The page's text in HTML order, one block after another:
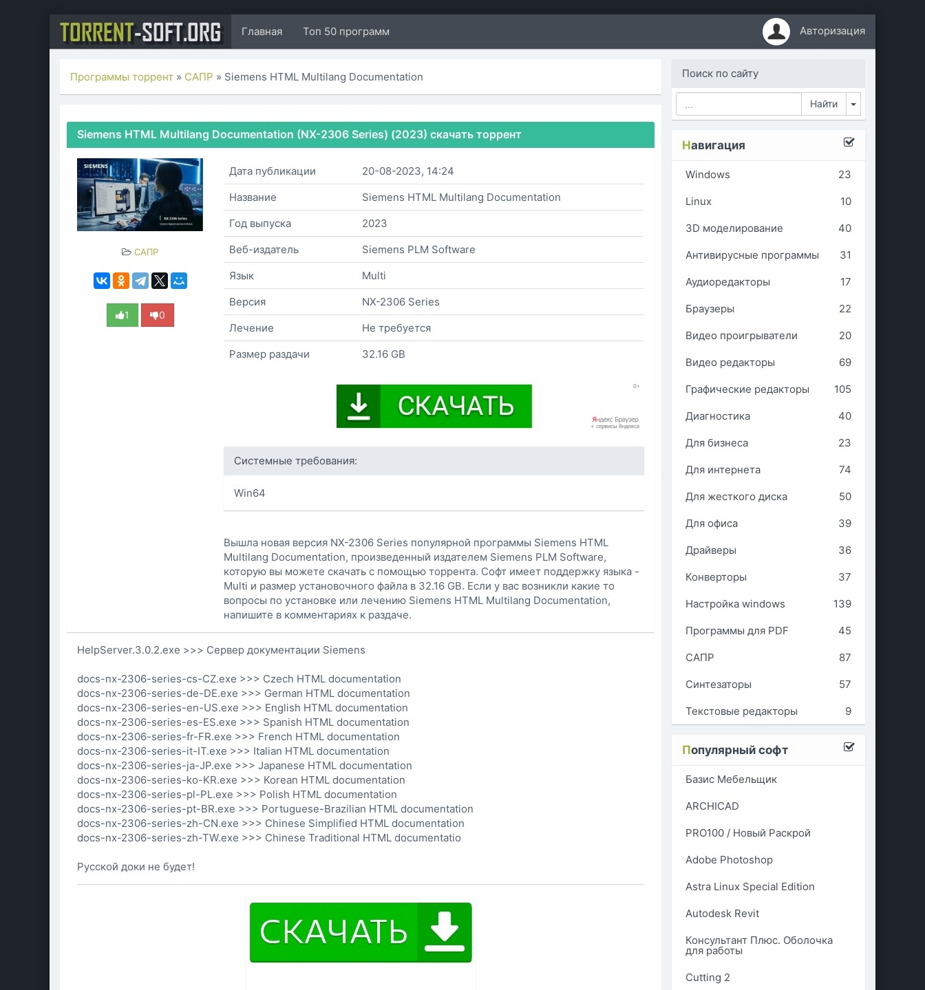
TORRENT-SOFT.ORG Главная Топ 50 программ Авторизация
Программы торрент » САПР » Siemens HTML Multilang Documentation
Siemens HTML Multilang Documentation (NX-2306 Series) (2023) скачать торрент
САПР
1 0
Дата публикации
20-08-2023, 14:24
Название
Siemens HTML Multilang Documentation
Год выпуска
2023
Веб-издатель
Siemens PLM Software
Язык
Multi
Версия
NX-2306 Series
Лечение
Не требуется
Размер раздачи
32.16 GB
Системные требования:
Win64
Вышла новая версия NX-2306 Series популярной программы Siemens HTML
Multilang Documentation, произведенный издателем Siemens PLM Software,
которую вы можете скачать с помощью торрента. Софт имеет поддержку языка -
Multi и размер установочного файла в 32.16 GB. Если у вас возникли какие то
вопросы по установке или лечению Siemens HTML Multilang Documentation,
напишите в комментариях к раздаче.
HelpServer.3.0.2.exe >>> Сервер документации Siemens
docs-nx-2306-series-cs-CZ.exe >>> Czech HTML documentation
docs-nx-2306-series-de-DE.exe >>> German HTML documentation
docs-nx-2306-series-en-US.exe >>> English HTML documentation
docs-nx-2306-series-es-ES.exe >>> Spanish HTML documentation
docs-nx-2306-series-fr-FR.exe >>> French HTML documentation
docs-nx-2306-series-it-IT.exe >>> Italian HTML documentation
docs-nx-2306-series-ja-JP.exe >>> Japanese HTML documentation
docs-nx-2306-series-ko-KR.exe >>> Korean HTML documentation
docs-nx-2306-series-pl-PL.exe >>> Polish HTML documentation
docs-nx-2306-series-pt-BR.exe >>> Portuguese-Brazilian HTML documentation
docs-nx-2306-series-zh-CN.exe >>> Chinese Simplified HTML documentation
docs-nx-2306-series-zh-TW.exe >>> Chinese Traditional HTML documentatio
Русской доки не будет!
Поиск по сайту
Toggle
Навигация
Windows 23
Linux 10
3D моделирование 40
Антивирусные программы 31
Аудиоредакторы 17
Браузеры 22
Видео проигрыватели 20
Видео редакторы 69
Графические редакторы 105
Диагностика 40
Для бизнеса 23
Для интернета 74
Для жесткого диска 50
Для офиса 39
Драйверы 36
Конверторы 37
Настройка windows 139
Программы для PDF 45
САПР 87
Синтезаторы 57
Текстовые редакторы 9
Популярный софт
Базис Мебельщик
ARCHICAD
PRO100 / Новый Раскрой
Adobe Photoshop
Astra Linux Special Edition
Autodesk Revit
Консультант Плюс. Оболочка
для работы
Cutting 2